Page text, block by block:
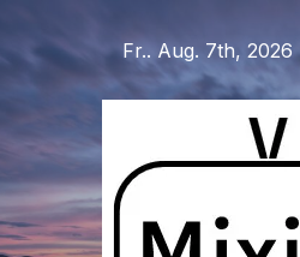
Inhalt
Fr.. Aug. 7th, 2026